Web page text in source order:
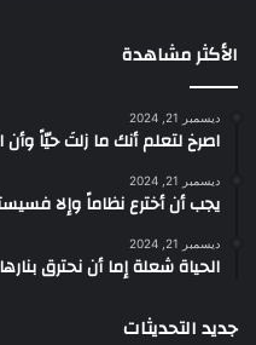
الأكثر مشاهدة
ديسمبر 21, 2024
‫اصرخ لتعلم أنك ما زلتَ حيّاً
ديسمبر 21, 2024
يجب أن أخترع نظاماً وإلا
ديسمبر 21, 2024
الحياة شعلة إما أن نحترق
جديد التحديثات